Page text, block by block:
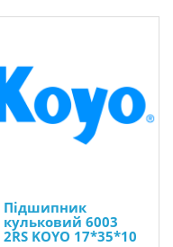
Підшипник
кульковий 6003
2RS KOYO 17*35*10